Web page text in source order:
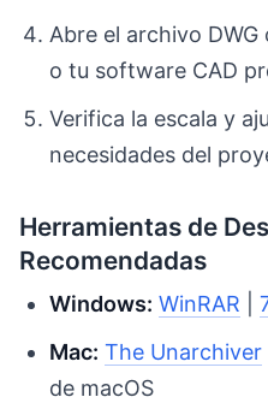
Abre el archivo
o tu software CAD
Verifica la escala y
necesidades del
Herramientas de
Recomendadas
Windows: WinRAR |
Mac: The Unarchiver
de macOS